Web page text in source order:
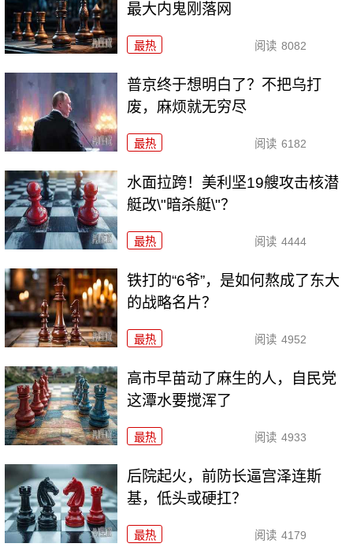
最大内鬼刚落网
最热 阅读 8082
普京终于想明白了？不把乌打
废，麻烦就无穷尽
最热 阅读 6182
水面拉跨！美利坚19艘攻击核潜
艇改\"暗杀艇\"？
最热 阅读 4444
铁打的“6爷”，是如何熬成了东大
的战略名片？
最热 阅读 4952
高市早苗动了麻生的人，自民党
这潭水要搅浑了
最热 阅读 4933
后院起火，前防长逼宫泽连斯
基，低头或硬扛？
最热 阅读 4179